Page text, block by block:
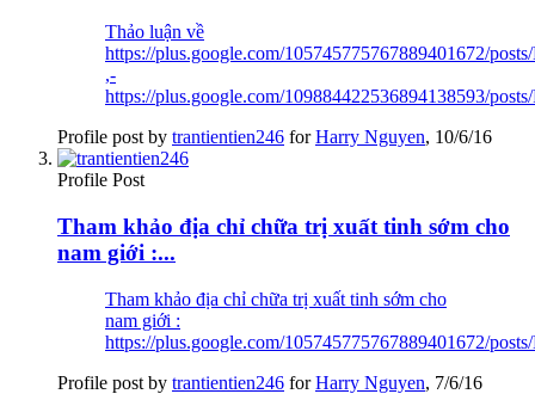
Thảo luận về
https://plus.google.com/105745775767889401672/
,-
https://plus.google.com/109884422536894138593/
Profile post by trantientien246 forHarry Nguyen, 10/6/16
Profile Post
Tham khảo địa chỉ chữa trị xuất tinh sớm cho
nam giới :...
Tham khảo địa chỉ chữa trị xuất tinh sớm cho
nam giới :
https://plus.google.com/105745775767889401672/
Profile post by trantientien246 forHarry Nguyen, 7/6/16